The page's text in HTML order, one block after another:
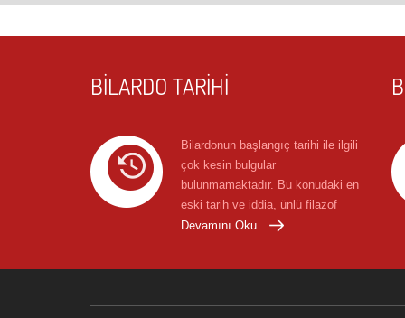
BILARDO TARIHI
Bilardonun başlangıç tarihi ile ilgili
çok kesin bulgular
bulunmamaktadır. Bu konudaki en
eski tarih ve iddia, ünlü filazof
Anacharsis'in M.Ö. 400'de ...
Devamını Oku